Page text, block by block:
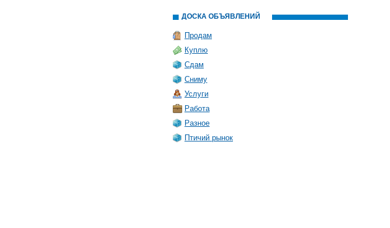
ДОСКА ОБЪЯВЛЕНИЙ
Продам
Куплю
Сдам
Сниму
Услуги
Работа
Разное
Птичий рынок